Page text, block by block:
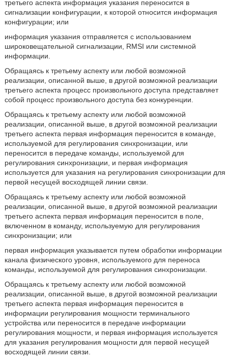
третьего аспекта информация указания переносится в
сигнализации конфигурации, к которой относится информация
конфигурации; или
информация указания отправляется с использованием
широковещательной сигнализации, RMSI или системной
информации.
Обращаясь к третьему аспекту или любой возможной
реализации, описанной выше, в другой возможной реализации
третьего аспекта процесс произвольного доступа представляет
собой процесс произвольного доступа без конкуренции.
Обращаясь к третьему аспекту или любой возможной
реализации, описанной выше, в другой возможной реализации
третьего аспекта первая информация переносится в команде,
используемой для регулирования синхронизации, или
переносится в передаче команды, используемой для
регулирования синхронизации, и первая информация
используется для указания на регулирования синхронизации для
первой несущей восходящей линии связи.
Обращаясь к третьему аспекту или любой возможной
реализации, описанной выше, в другой возможной реализации
третьего аспекта первая информация переносится в поле,
включенном в команду, используемую для регулирования
синхронизации; или
первая информация указывается путем обработки информации
канала физического уровня, используемого для переноса
команды, используемой для регулирования синхронизации.
Обращаясь к третьему аспекту или любой возможной
реализации, описанной выше, в другой возможной реализации
третьего аспекта первая информация переносится в
информации регулирования мощности терминального
устройства или переносится в передаче информации
регулирования мощности, и первая информация используется
для указания регулирования мощности для первой несущей
восходящей линии связи.